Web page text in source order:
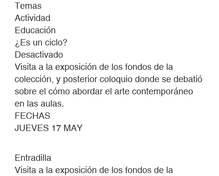
CONTEMPORÁNEO
EN
EL
AULA
Temas
Actividad
Educación
¿Es un ciclo?
Desactivado
Visita a la exposición de los fondos de la
colección, y posterior coloquio donde se debatió
sobre el cómo abordar el arte contemporáneo
en las aulas.
FECHAS
JUEVES 17 MAY
Entradilla
Visita a la exposición de los fondos de la